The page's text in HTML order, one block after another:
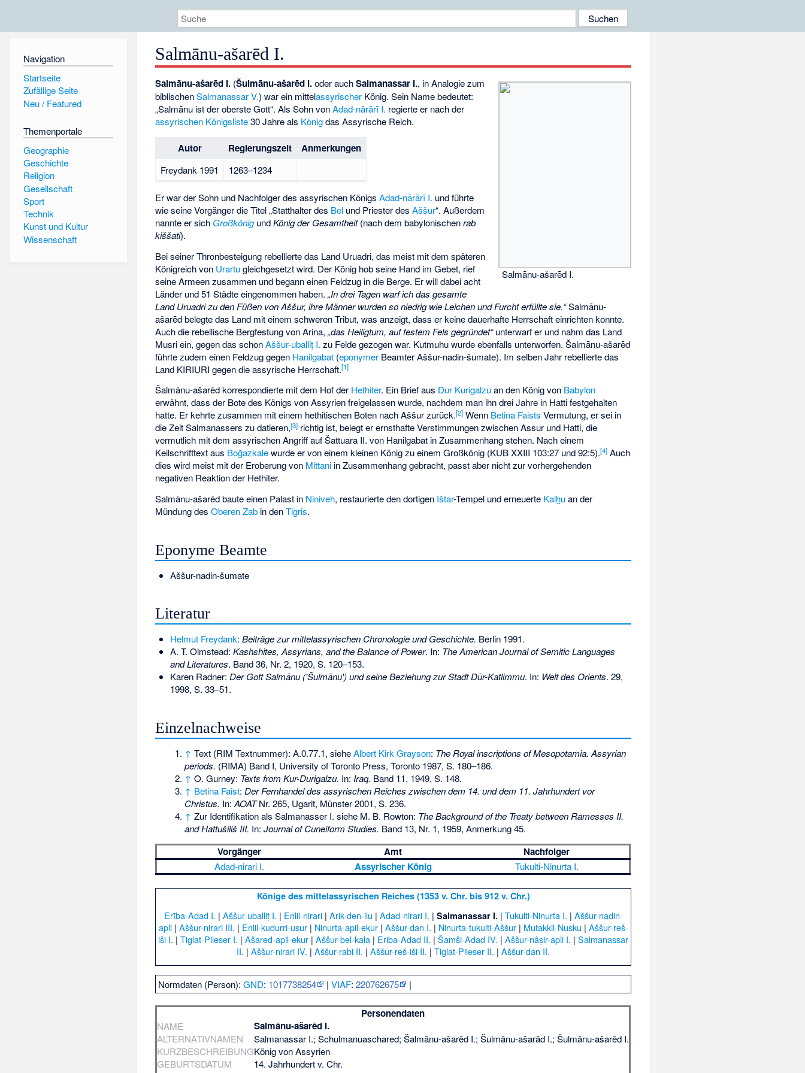
Navigation
Startseite
Zufällige Seite
Neu / Featured
Themenportale
Geographie
Geschichte
Religion
Gesellschaft
Sport
Technik
Kunst und Kultur
Wissenschaft
Salmānu-ašarēd I.
Salmānu-ašarēd I.
Salmānu-ašarēd I. (Šulmānu-ašarēd I.oder auchSalmanassar I., in Analogie zum
biblischenSalmanassar V.) war ein mittelassyrischer König. Sein Name bedeutet:
„Salmānu ist der oberste Gott“. Als Sohn vonAdad-nārārī I. regierte er nach der
assyrischen Königsliste30 Jahre als Königdas Assyrische Reich.
Autor Regierungszeit Anmerkungen
Freydank 1991 1263–1234
Er war der Sohn und Nachfolger des assyrischen KönigsAdad-nārārī I. und führte
wie seine Vorgänger die Titel „Statthalter des Bel und Priester desAššur“. Außerdem
nannte er sich GroßkönigundKönig der Gesamtheit(nach dem babylonischenrab
kiššati).
Bei seiner Thronbesteigung rebellierte das Land Uruadri, das meist mit dem späteren
Königreich von Urartugleichgesetzt wird. Der König hob seine Hand im Gebet, rief
seine Armeen zusammen und begann einen Feldzug in die Berge. Er will dabei acht
Länder und 51 Städte eingenommen haben.„In drei Tagen warf ich das gesamte
Land Uruadri zu den Füßen von Aššur, ihre Männer wurden so niedrig wie Leichen und Furcht erfüllte sie.“Salmānu-
ašarēd belegte das Land mit einem schweren Tribut, was anzeigt, dass er keine dauerhafte Herrschaft einrichten konnte.
Auch die rebellische Bergfestung von Arina,„das Heiligtum, auf festem Fels gegründet“unterwarf er und nahm das Land
Musriein, gegen das schonAššur-uballiṭ I. zu Felde gezogen war. Kutmuhuwurde ebenfalls unterworfen. Šalmānu-ašarēd
führte zudem einen Feldzug gegen Hanilgabat (eponymer Beamter Aššur-nadin-šumate). Im selben Jahr rebellierte das
Land KIRIURI gegen die assyrische Herrschaft.[1]
Šalmānu-ašarēd korrespondierte mit dem Hof der Hethiter. Ein Brief aus Dur Kurigalzuan den König von Babylon
erwähnt, dass der Bote des Königs von Assyrien freigelassen wurde, nachdem man ihn drei Jahre in Hatti festgehalten
hatte. Er kehrte zusammen mit einem hethitischen Boten nachAššurzurück.[2] Wenn Betina Faists Vermutung, er sei in
die Zeit Salmanassers zu datieren,[3] richtig ist, belegt er ernsthafte Verstimmungen zwischen Assur und Hatti, die
vermutlich mit dem assyrischen Angriff aufŠattuara II. von Hanilgabat in Zusammenhang stehen. Nach einem
Keilschrifttext aus Boğazkalewurde er von einem kleinen König zu einem Großkönig (KUB XXIII 103:27 und 92:5).[4] Auch
dies wird meist mit der Eroberung von Mittani in Zusammenhang gebracht, passt aber nicht zur vorhergehenden
negativen Reaktion der Hethiter.
Salmānu-ašarēd baute einen Palast in Niniveh, restaurierte den dortigen Ištar-Tempel und erneuerte Kalḫuan der
Mündung desOberen Zab in denTigris.
Eponyme Beamte
Aššur-nadin-šumate
Literatur
Helmut Freydank: Beiträge zur mittelassyrischen Chronologie und Geschichte. Berlin 1991.
A. T. Olmstead: Kashshites, Assyrians, and the Balance of Power. In: The American Journal of Semitic Languages
and Literatures. Band 36, Nr. 2, 1920, S. 120–153.
Karen Radner: Der Gott Salmānu ('Šulmānu') und seine Beziehung zur Stadt Dūr-Katlimmu. In: Welt des Orients. 29,
1998, S. 33–51.
Einzelnachweise
↑ Text (RIM Textnummer): A.0.77.1, sieheAlbert Kirk Grayson: The Royal inscriptions of Mesopotamia. Assyrian
periods. (RIMA) Band I, University of Toronto Press, Toronto 1987, S. 180–186.
↑ O. Gurney: Texts from Kur-Durigalzu. In: Iraq. Band 11, 1949, S. 148.
↑ Betina Faist: Der Fernhandel des assyrischen Reiches zwischen dem 14. und dem 11. Jahrhundert vor
Christus. In: AOATNr. 265, Ugarit, Münster 2001, S. 236.
↑ Zur Identifikation als Salmanasser I. siehe M. B. Rowton: The Background of the Treaty between Ramesses II.
and Hattušiliš III. In: Journal of Cuneiform Studies. Band 13, Nr. 1, 1959, Anmerkung 45.
Vorgänger Amt Nachfolger
Adad-nirari I. Assyrischer König Tukulti-Ninurta I.
Könige des mittelassyrischen Reiches (1353 v. Chr. bis 912 v. Chr.)
Erība-Adad I. | Aššur-uballiṭ I. | Enlil-nirari| Arik-den-ilu | Adad-nirari I. | Salmanassar I. | Tukulti-Ninurta I. | Aššur-nadin-
apli| Aššur-nirari III. | Enlil-kudurri-usur| Ninurta-apil-ekur| Aššur-dan I. | Ninurta-tukulti-Aššur| Mutakkil-Nusku | Aššur-reš-
iši I. |Tiglat-Pileser I. |Ašared-apil-ekur |Aššur-bel-kala | Eriba-Adad II. |Šamši-Adad IV. |Aššur-nâṣir-apli I. |Salmanassar
II. |Aššur-nirari IV. |Aššur-rabi II. |Aššur-reš-iši II. |Tiglat-Pileser II. |Aššur-dan II.
Normdaten (Person):GND: 1017738254 |VIAF:220762675 |
Personendaten
NAME Salmānu-ašarēd I.
ALTERNATIVNAMEN
Salmanassar I.; Schulmanuaschared; Šalmānu-ašarēd I.; Šulmānu-ašarād I.; Šulmānu-ašarēd I.
KURZBESCHREIBUNGKönig von Assyrien
GEBURTSDATUM
14. Jahrhundert v. Chr.